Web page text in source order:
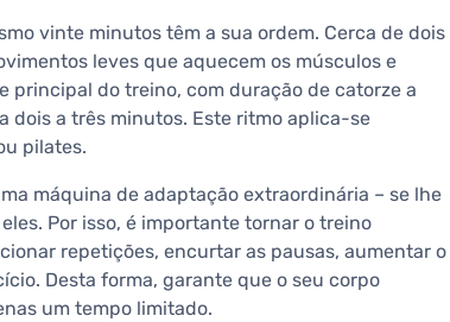
vinte minutos têm a sua ordem. Cerca de dois
leves que aquecem os músculos e
principal do treino, com duração de catorze a
dois a três minutos. Este ritmo aplica-se
pilates.
máquina de adaptação extraordinária – se lhe
Por isso, é importante tornar o treino
repetições, encurtar as pausas, aumentar o
Desta forma, garante que o seu corpo
um tempo limitado.